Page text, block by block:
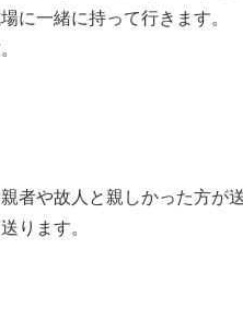
に一緒に持って行きます。
や故人と親しかった方が
ります。